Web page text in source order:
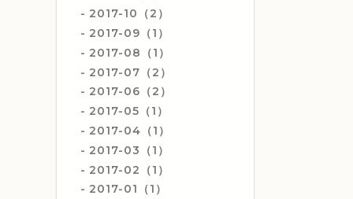
2017-10（2）
2017-09（1）
2017-08（1）
2017-07（2）
2017-06（2）
2017-05（1）
2017-04（1）
2017-03（1）
2017-02（1）
2017-01（1）